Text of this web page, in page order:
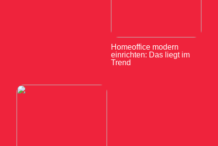
Homeoffice modern
einrichten: Das liegt im
Trend